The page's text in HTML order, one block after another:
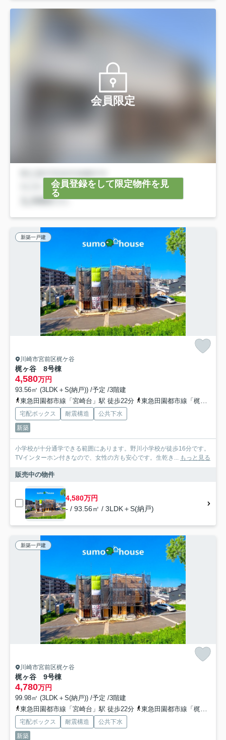
会員限定
会員登録をして限定物件を見
る
新築一戸建
川崎市宮前区梶ケ谷
梶ヶ谷 8号棟
4,580万円
93.56㎡ (3LDK＋S(納戸)) /予定 /3階建
東急田園都市線「宮崎台」駅 徒歩22分
東急田園都市線「梶が谷」駅 徒歩25分
宅配ボックス 耐震構造
公共下水
新築
小学校が十分通学できる範囲にあります。野川小学校が徒歩16分です。
TVインターホン付きなので、女性の方も安心です。生乾き...
もっと見る
販売中の物件
4,580万円
- / 93.56㎡ / 3LDK＋S(納戸)
新築一戸建
川崎市宮前区梶ケ谷
梶ヶ谷 9号棟
4,780万円
99.98㎡ (3LDK＋S(納戸)) /予定 /3階建
東急田園都市線「宮崎台」駅 徒歩22分
東急田園都市線「梶が谷」駅 徒歩25分
宅配ボックス 耐震構造
公共下水
新築